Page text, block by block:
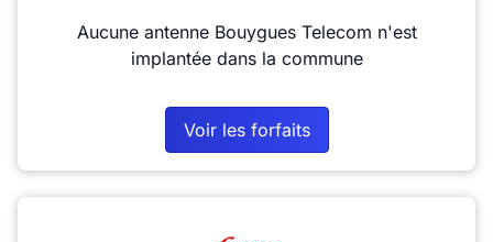
Aucune antenne Bouygues Telecom n'est
implantée dans la commune
Voir les forfaits